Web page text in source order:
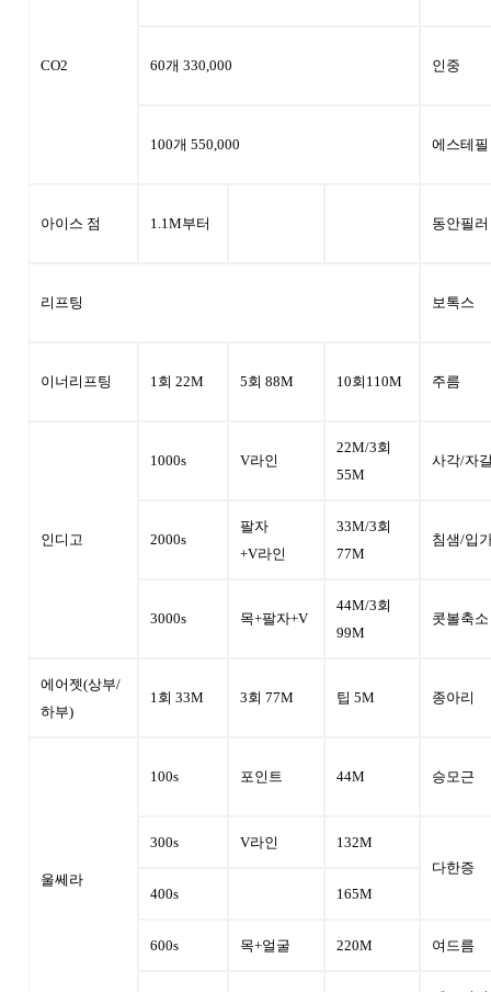
CO2 60개 330,000 인중
100개 550,000 에스테필
아이스 점 1.1M부터 동안필러
리프팅 보톡스
이너리프팅 1회 22M 5회 88M 10회110M 주름
인디고
1000s V라인
22M/3회
55M
사각/자
2000s
팔자
+V라인
33M/3회
77M
침샘/입
3000s 목+팔자+V
44M/3회
99M
콧볼축소
에어젯(상부/
하부)
1회 33M 3회 77M 팁 5M 종아리
울쎄라
100s 포인트 44M 승모근
300s V라인
132M
다한증
400s
165M
600s 목+얼굴 220M 여드름